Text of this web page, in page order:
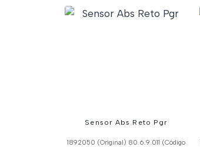
Sensor Abs Reto Pgr
1892050 (Original) 80.6.9.011 (Código